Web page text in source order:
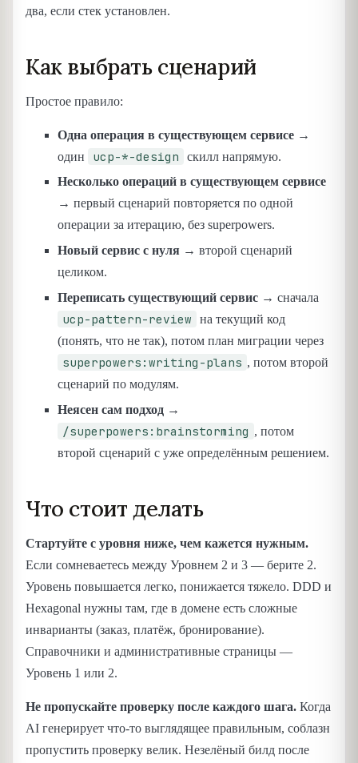
два, если стек установлен.
Как выбрать сценарий
Простое правило:
Одна операция в существующем сервисе →
один
ucp-*-design
скилл напрямую.
Несколько операций в существующем сервисе
→ первый сценарий повторяется по одной
операции за итерацию, без superpowers.
Новый сервис с нуля → второй сценарий
целиком.
Переписать существующий сервис → сначала
ucp-pattern-review
на текущий код
(понять, что не так), потом план миграции через
superpowers:writing-plans , потом второй
сценарий по модулям.
Неясен сам подход →
/superpowers:brainstorming , потом
второй сценарий с уже определённым решением.
Что стоит делать
Стартуйте с уровня ниже, чем кажется нужным.
Если сомневаетесь между Уровнем 2 и 3 — берите 2.
Уровень повышается легко, понижается тяжело. DDD и
Hexagonal нужны там, где в домене есть сложные
инварианты (заказ, платёж, бронирование).
Справочники и административные страницы —
Уровень 1 или 2.
Не пропускайте проверку после каждого шага. Когда
AI генерирует что-то выглядящее правильным, соблазн
пропустить проверку велик. Незелёный билд после